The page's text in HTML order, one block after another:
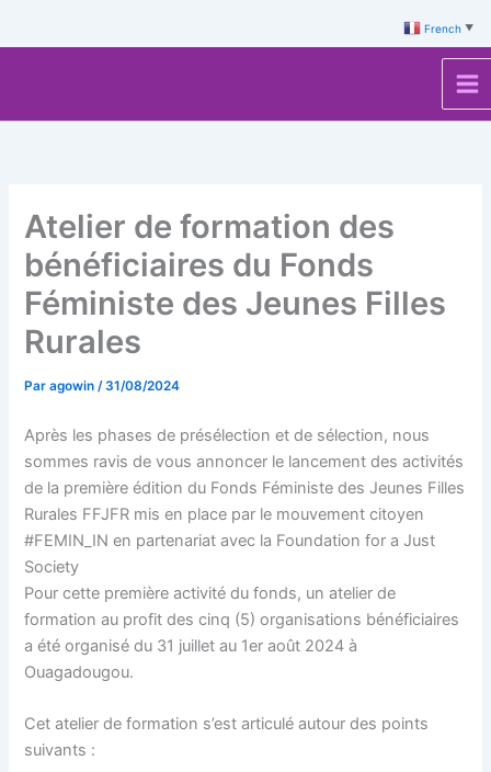
Atelier de formation des
bénéficiaires du Fonds
Féministe des Jeunes Filles
Rurales
Paragowin/31/08/2024
Après les phases de présélection et de sélection, nous
sommes ravis de vous annoncer le lancement des activités
de la première édition du Fonds Féministe des Jeunes Filles
Rurales FFJFR mis en place par le mouvement citoyen
#FEMIN_IN en partenariat avec la Foundation for a Just
Society
Pour cette première activité du fonds, un atelier de
formation au profit des cinq (5) organisations bénéficiaires
a été organisé du 31 juillet au 1er août 2024 à
Ouagadougou.
Cet atelier de formation s’est articulé autour des points
suivants :
French ▼